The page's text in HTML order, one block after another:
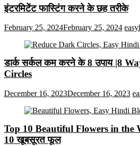
इंटरमिटेंट फास्टिंग करने के छह तरीके
February 25, 2024February 25, 2024
डार्क सर्कल कम करने के 8 उपाय |8
Circles
December 16, 2023December 16, 2023
Top 10 Beautiful Flowers in the
10 खूबसूरत फूल